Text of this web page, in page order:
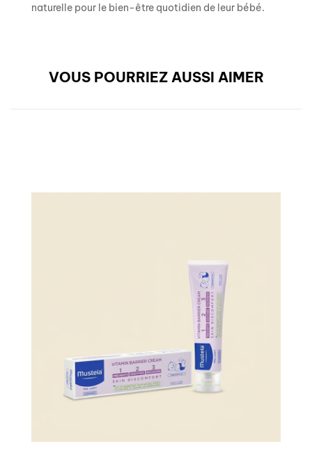
naturelle pour le bien-être quotidien de leur bébé.
VOUS POURRIEZ AUSSI AIMER